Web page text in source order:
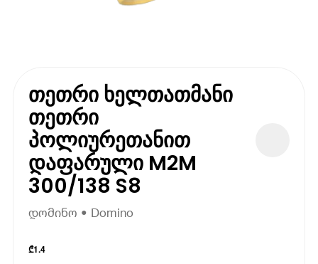
თეთრი ხელთათმანი
თეთრი
პოლიურეთანით
დაფარული M2M
300/138 S8
დომინო • Domino
₾1.4